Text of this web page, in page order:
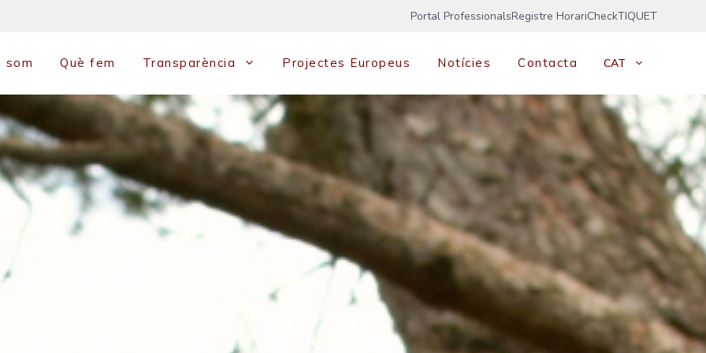
Portal ProfessionalsRegistre HorariCheckTIQUET
som Què fem Transparència Projectes Europeus Notícies Contacta CAT